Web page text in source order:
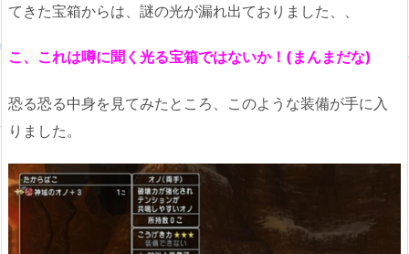
てきた宝箱からは、謎の光が漏れ出ておりました、、
こ、これは噂に聞く光る宝箱ではないか！(まんまだな)
恐る恐る中身を見てみたところ、このような装備が手に入
りました。